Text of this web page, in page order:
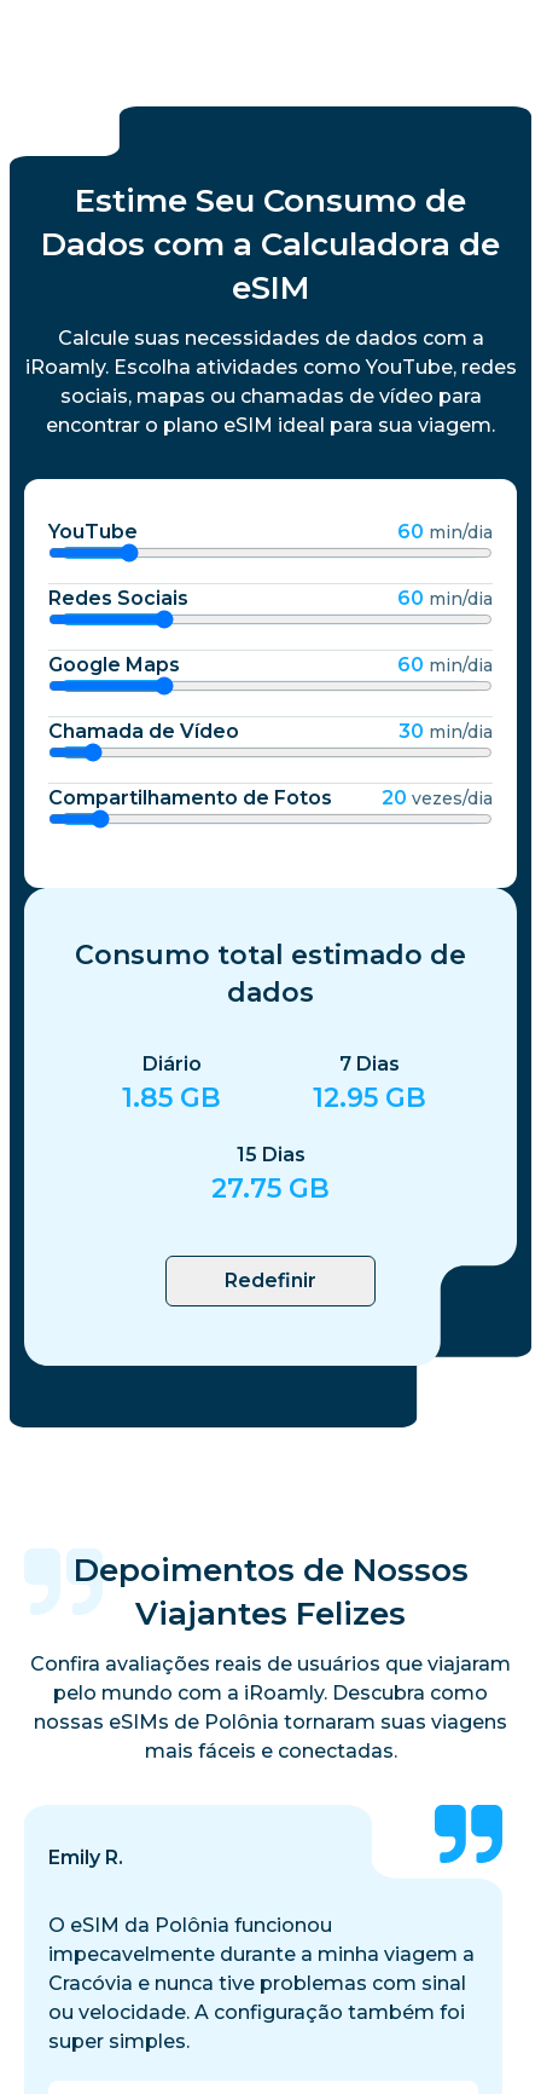
Estime Seu Consumo de
Dados com a Calculadora de
eSIM
Calcule suas necessidades de dados com a
iRoamly. Escolha atividades como YouTube, redes
sociais, mapas ou chamadas de vídeo para
encontrar o plano eSIM ideal para sua viagem.
YouTube 60 min/dia
Redes Sociais 60 min/dia
Google Maps 60 min/dia
Chamada de Vídeo 30 min/dia
Compartilhamento de Fotos 20 vezes/dia
Consumo total estimado de
dados
Diário
1.85 GB
7 Dias
12.95 GB
15 Dias
27.75 GB
Redefinir
Depoimentos de Nossos
Viajantes Felizes
Confira avaliações reais de usuários que viajaram
pelo mundo com a iRoamly. Descubra como
nossas eSIMs de Polônia tornaram suas viagens
mais fáceis e conectadas.
Emily R.
O eSIM da Polônia funcionou
impecavelmente durante a minha viagem a
Cracóvia e nunca tive problemas com sinal
ou velocidade. A configuração também foi
super simples.